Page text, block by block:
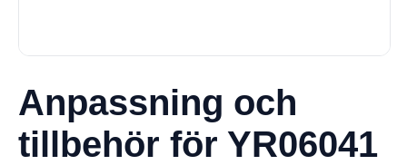
Anpassning och
tillbehör för YR06041